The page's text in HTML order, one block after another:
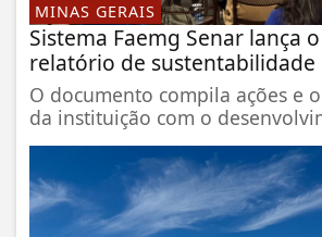
MINAS GERAIS
Sistema Faemg Senar lança
relatório de sustentabilidade
O documento compila ações e
da instituição com o